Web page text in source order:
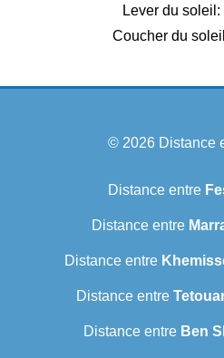
Lever du soleil:
Coucher du
© 2026 Distance
Distance entre
Distance entre
Distance entre
Distance entre
Distance entre Ben